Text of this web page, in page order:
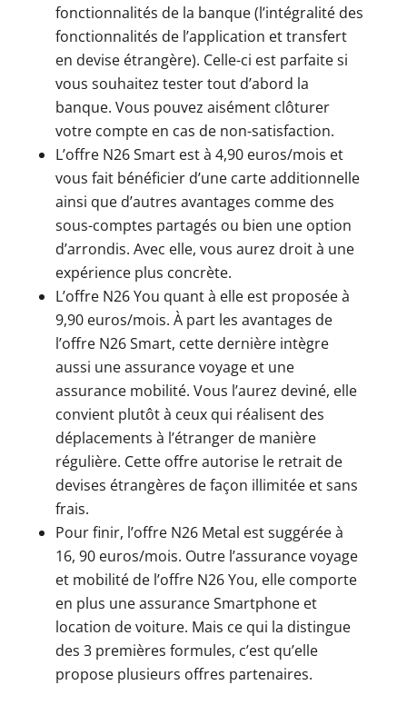
fonctionnalités de la banque (l’intégralité des
fonctionnalités de l’application et transfert
en devise étrangère). Celle-ci est parfaite si
vous souhaitez tester tout d’abord la
banque. Vous pouvez aisément clôturer
votre compte en cas de non-satisfaction.
L’offre N26 Smart est à 4,90 euros/mois et
vous fait bénéficier d’une carte additionnelle
ainsi que d’autres avantages comme des
sous-comptes partagés ou bien une option
d’arrondis. Avec elle, vous aurez droit à une
expérience plus concrète.
L’offre N26 You quant à elle est proposée à
9,90 euros/mois. À part les avantages de
l’offre N26 Smart, cette dernière intègre
aussi une assurance voyage et une
assurance mobilité. Vous l’aurez deviné, elle
convient plutôt à ceux qui réalisent des
déplacements à l’étranger de manière
régulière. Cette offre autorise le retrait de
devises étrangères de façon illimitée et sans
frais.
Pour finir, l’offre N26 Metal est suggérée à
16, 90 euros/mois. Outre l’assurance voyage
et mobilité de l’offre N26 You, elle comporte
en plus une assurance Smartphone et
location de voiture. Mais ce qui la distingue
des 3 premières formules, c’est qu’elle
propose plusieurs offres partenaires.